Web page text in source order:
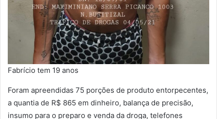
Fabrício tem 19 anos
Foram apreendidas 75 porções de produto entorpecentes,
a quantia de R$ 865 em dinheiro, balança de precisão,
insumo para o preparo e venda da droga, telefones